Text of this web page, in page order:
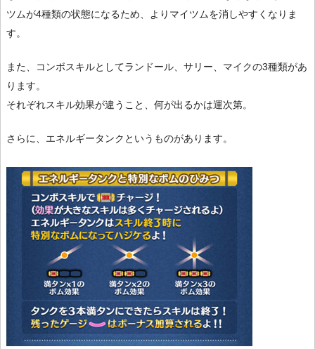
ツムが4種類の状態になるため、よりマイツムを消しやすくなりま
す。
また、コンボスキルとしてランドール、サリー、マイクの3種類があ
ります。
それぞれスキル効果が違うこと、何が出るかは運次第。
さらに、エネルギータンクというものがあります。